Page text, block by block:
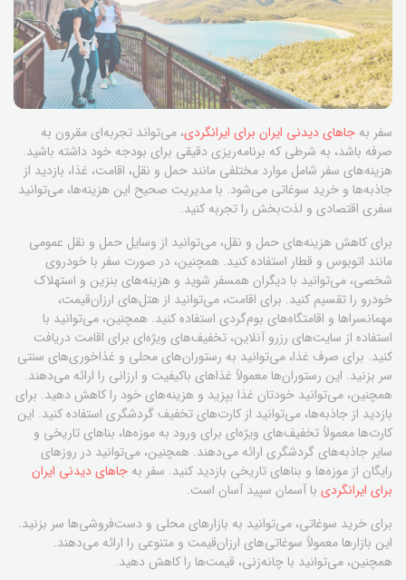
سفر به جاهای دیدنی ایران برای ایرانگردی، می‌تواند تجربه‌ای مقرون به
صرفه باشد، به شرطی که برنامه‌ریزی دقیقی برای بودجه خود داشته باشید.
هزینه‌های سفر شامل موارد مختلفی مانند حمل و نقل، اقامت، غذا، بازدید از
جاذبه‌ها و خرید سوغاتی می‌شود. با مدیریت صحیح این هزینه‌ها، می‌توانید
سفری اقتصادی و لذت‌بخش را تجربه کنید.
برای کاهش هزینه‌های حمل و نقل، می‌توانید از وسایل حمل و نقل عمومی
مانند اتوبوس و قطار استفاده کنید. همچنین، در صورت سفر با خودروی
شخصی، می‌توانید با دیگران همسفر شوید و هزینه‌های بنزین و استهلاک
خودرو را تقسیم کنید. برای اقامت، می‌توانید از هتل‌های ارزان‌قیمت،
مهمانسراها و اقامتگاه‌های بوم‌گردی استفاده کنید. همچنین، می‌توانید با
استفاده از سایت‌های رزرو آنلاین، تخفیف‌های ویژه‌ای برای اقامت دریافت
کنید. برای صرف غذا، می‌توانید به رستوران‌های محلی و غذاخوری‌های سنتی
سر بزنید. این رستوران‌ها معمولاً غذاهای باکیفیت و ارزانی را ارائه می‌دهند.
همچنین، می‌توانید خودتان غذا بپزید و هزینه‌های خود را کاهش دهید. برای
بازدید از جاذبه‌ها، می‌توانید از کارت‌های تخفیف گردشگری استفاده کنید. این
کارت‌ها معمولاً تخفیف‌های ویژه‌ای برای ورود به موزه‌ها، بناهای تاریخی و
سایر جاذبه‌های گردشگری ارائه می‌دهند. همچنین، می‌توانید در روزهای
رایگان از موزه‌ها و بناهای تاریخی بازدید کنید. سفر به جاهای دیدنی ایران
برای ایرانگردی با آسمان سپید آسان است.
برای خرید سوغاتی، می‌توانید به بازارهای محلی و دست‌فروشی‌ها سر بزنید.
این بازارها معمولاً سوغاتی‌های ارزان‌قیمت و متنوعی را ارائه می‌دهند.
همچنین، می‌توانید با چانه‌زنی، قیمت‌ها را کاهش دهید.